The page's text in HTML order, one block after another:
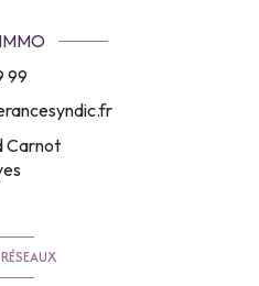
99
Carnot